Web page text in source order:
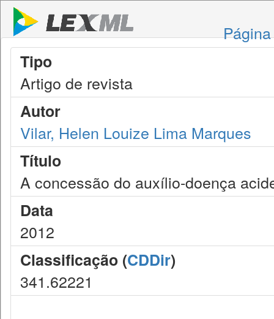
Tipo
Artigo de revista
Autor
Vilar, Helen Louize Lima Marques
Título
A concessão do auxílio-doença
Data
2012
Classificação (CDDir)
341.62221